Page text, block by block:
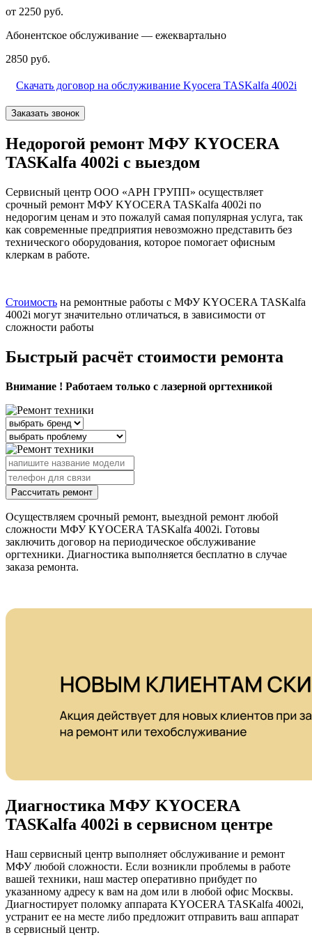
от 2250 руб.
Абонентское обслуживание — ежеквартально
2850 руб.
Скачать договор на обслуживание Kyocera TASKalfa 4002i
Заказать звонок
Недорогой ремонт МФУ KYOCERA
TASKalfa 4002i с выездом
Сервисный центр ООО «АРН ГРУПП» осуществляет
срочный ремонт МФУ KYOCERA TASKalfa 4002i по
недорогим ценам и это пожалуй самая популярная услуга, так
как современные предприятия невозможно представить без
технического оборудования, которое помогает офисным
клеркам в работе.
Стоимость на ремонтные работы с МФУ KYOCERA TASKalfa
4002i могут значительно отличаться, в зависимости от
сложности работы
Быстрый расчёт стоимости ремонта
Внимание ! Работаем только с лазерной оргтехникой
Рассчитать ремонт
Осуществляем срочный ремонт, выездной ремонт любой
сложности МФУ KYOCERA TASKalfa 4002i. Готовы
заключить договор на периодическое обслуживание
оргтехники. Диагностика выполняется бесплатно в случае
заказа ремонта.
Диагностика МФУ KYOCERA
TASKalfa 4002i в сервисном центре
Наш сервисный центр выполняет обслуживание и ремонт
МФУ любой сложности. Если возникли проблемы в работе
вашей техники, наш мастер оперативно прибудет по
указанному адресу к вам на дом или в любой офис Москвы.
Диагностирует поломку аппарата KYOCERA TASKalfa 4002i,
устранит ее на месте либо предложит отправить ваш аппарат
в сервисный центр.